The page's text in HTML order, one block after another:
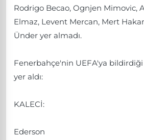
Rodrigo Becao, Ognjen Mimovic,
Elmaz, Levent Mercan, Mert
Ünder yer almadı.
Fenerbahçe'nin UEFA'ya
yer aldı:
KALECİ:
Ederson